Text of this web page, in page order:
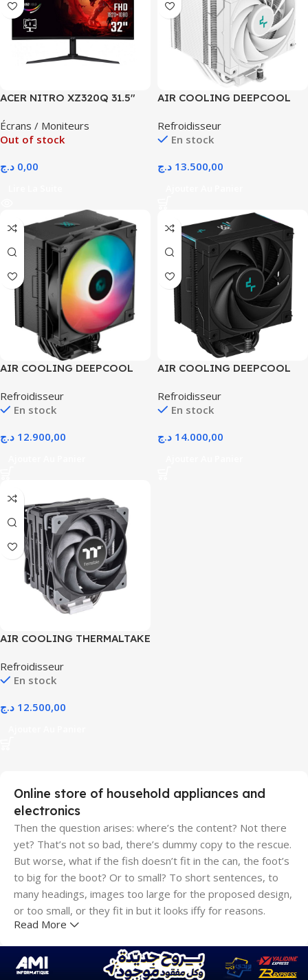
ACER NITRO XZ320Q 31.5″
W0bmiiphx HDR10
FREESYNC
Écrans / Moniteurs
Out of stock
0,00 د.ج
AIR COOLING DEEPCOOL
Refroidisseur
En stock
13.500,00 د.ج
AIR COOLING DEEPCOOL
BLACK
Refroidisseur
En stock
12.900,00 د.ج
AIR COOLING DEEPCOOL
AM4/AM5/INTEL
Refroidisseur
En stock
14.000,00 د.ج
AIR COOLING THERMALTAKE
Refroidisseur
En stock
12.500,00 د.ج
Online store of household appliances and
electronics
Then the question arises: where’s the content? Not there
yet? That’s not so bad, there’s dummy copy to the rescue.
But worse, what if the fish doesn’t fit in the can, the foot’s
to big for the boot? Or to small? To short sentences, to
many headings, images too large for the proposed design,
or too small, or they fit in but it looks iffy for reasons.
that's unhappy though he or her can't quite put a finger on
it is worse. Chances are there wasn't collaboration,
Read More